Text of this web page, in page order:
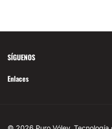
SÍGUENOS
Enlaces